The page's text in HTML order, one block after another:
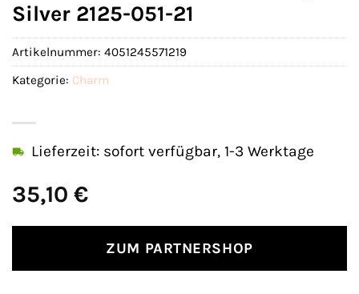
Silver 2125-051-21
35,10 €
Lieferzeit: sofort verfügbar, 1-3 Werktage
ZUM PARTNERSHOP
Artikelnummer: 4051245571219
Kategorie: Charm